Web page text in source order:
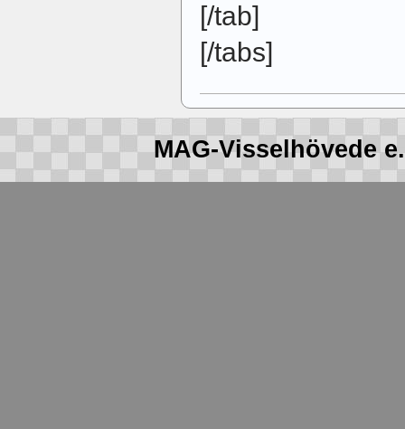
[/tab]
[/tabs]
MAG-Visselhövede